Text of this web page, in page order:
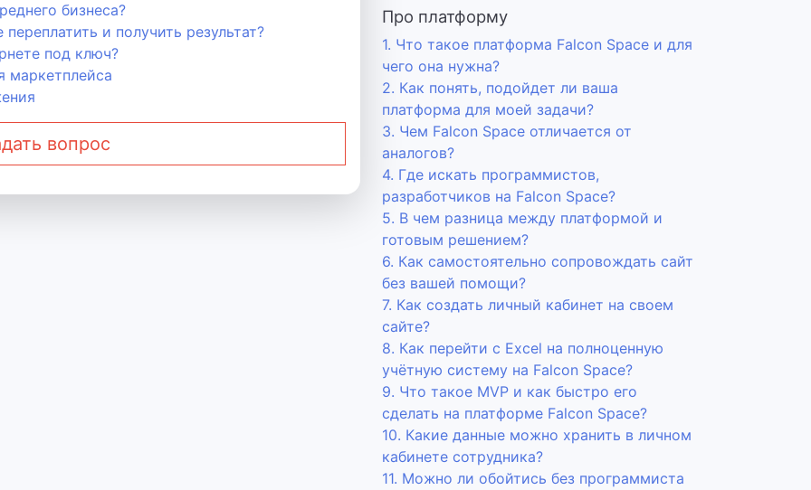
бизнеса?
и получить результат?
под ключ?
маркетплейса
вопрос
Про платформу
1. Что такое платформа Falcon Space и для
чего она нужна?
2. Как понять, подойдет ли ваша
платформа для моей задачи?
3. Чем Falcon Space отличается от
аналогов?
4. Где искать программистов,
разработчиков на Falcon Space?
5. В чем разница между платформой и
готовым решением?
6. Как самостоятельно сопровождать сайт
без вашей помощи?
7. Как создать личный кабинет на своем
сайте?
8. Как перейти с Excel на полноценную
учётную систему на Falcon Space?
9. Что такое MVP и как быстро его
сделать на платформе Falcon Space?
10. Какие данные можно хранить в личном
кабинете сотрудника?
11. Можно ли обойтись без программиста